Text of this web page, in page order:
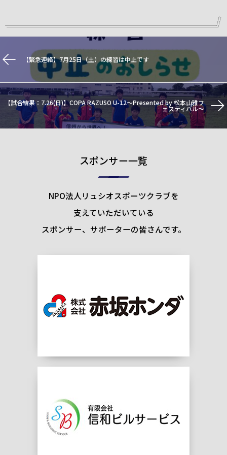
【緊急連絡】7月25日（土）の練習は中止です
【試合結果：7.26(日)】COPA RAZUSO U-12～Presented by 松本山雅フ
ェスティバル～
スポンサー一覧
NPO法人リュシオスポーツクラブを
支えていただいている
スポンサー、サポーターの皆さんです。